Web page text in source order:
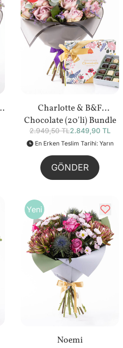
Charlotte & B&F
Chocolate (20'li) Bundle
2.949,50 TL2.849,90 TL
En Erken Teslim Tarihi: Yarın
GÖNDER
Yeni
Noemi